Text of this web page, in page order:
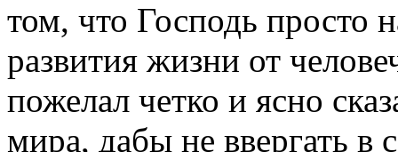
том, что Господь просто
развития жизни от
пожелал четко и ясно
мира, дабы не ввергать в